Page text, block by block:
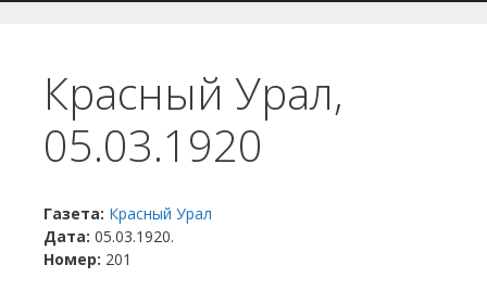
Красный Урал,
05.03.1920
Газета: Красный Урал
Дата: 05.03.1920.
Номер: 201